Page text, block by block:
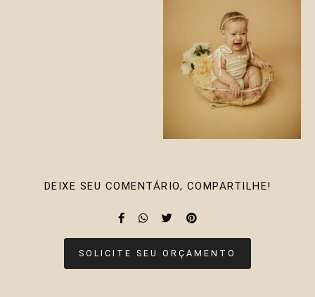
DEIXE SEU COMENTÁRIO, COMPARTILHE!
SOLICITE SEU ORÇAMENTO